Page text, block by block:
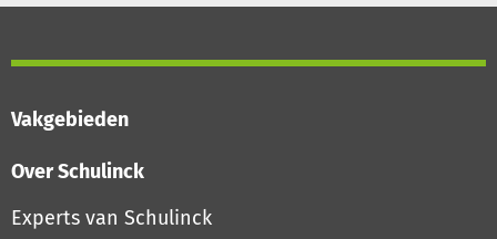
Vakgebieden
Over Schulinck
Experts van Schulinck